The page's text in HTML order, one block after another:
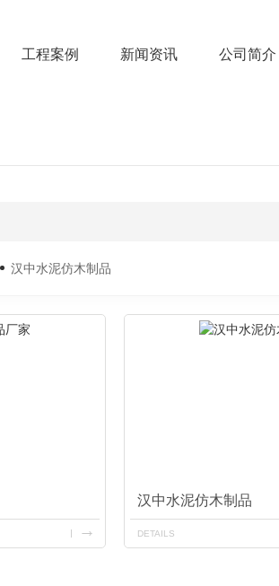
工程案例 新闻资讯 公司简介
汉中水泥仿木制品
汉中水泥仿木制品
DETAILS